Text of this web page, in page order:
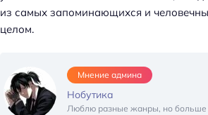
из самых запоминающихся и
целом.
Мнение админа
Нобутика
Люблю разные жанры, но больше